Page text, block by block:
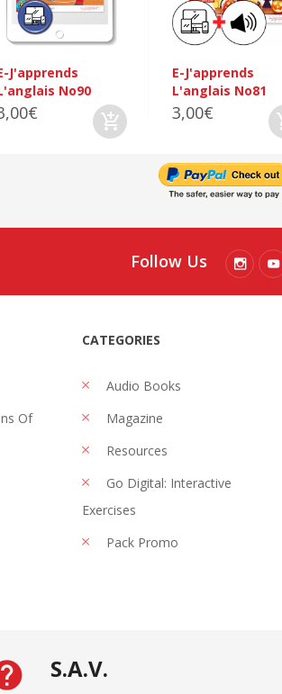
J'apprends
No90
E-J'apprends
L'anglais No81
3,00€
Follow Us
Of
CATEGORIES
Audio Books
Magazine
Resources
Go Digital: Interactive
Exercises
Pack Promo
S.A.V.